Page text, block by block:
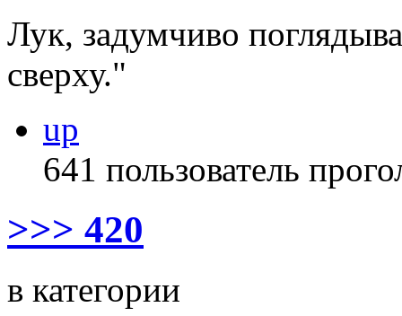
Лук, задумчиво
сверху."
up
641 пользователь
>>> 420
в категории